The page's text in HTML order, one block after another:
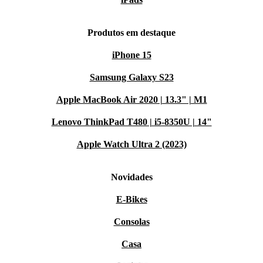
Produtos em destaque
iPhone 15
Samsung Galaxy S23
Apple MacBook Air 2020 | 13.3" | M1
Lenovo ThinkPad T480 | i5-8350U | 14"
Apple Watch Ultra 2 (2023)
Novidades
E-Bikes
Consolas
Casa